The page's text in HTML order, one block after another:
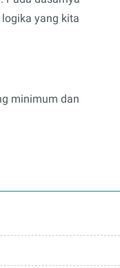
yang kita
minimum dan